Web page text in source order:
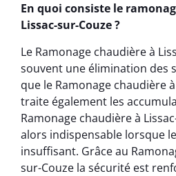
En quoi consiste le
Lissac-sur-Couze ?
Le Ramonage chaudière à
souvent une élimination des
que le Ramonage chaudière
traite également les
Ramonage chaudière à
alors indispensable lorsque
insuffisant. Grâce au
sur-Couze la sécurité est